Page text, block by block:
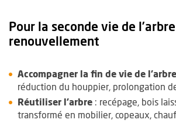
Pour la seconde vie de
renouvellement
Accompagner la fin de vie de l’arbre
réduction du houppier, prolongation
Réutiliser l’arbre : recépage, bois
transformé en mobilier, copeaux,